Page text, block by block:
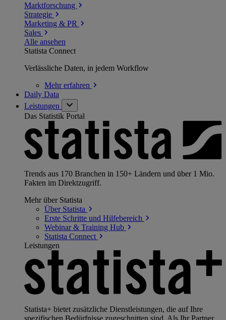
Marktforschung
Strategie
Marketing & PR
Sales
Alle ansehen
Statista Connect
Verlässliche Daten, in jedem Workflow
Mehrerfahren
Daily Data
Leistungen
Das Statistik Portal
Trends aus 170 Branchen in 150+ Ländern und über 1 Mio.
Fakten im Direktzugriff.
Mehr über Statista
Über Statista
Erste Schritte und Hilfebereich
Webinar & Training Hub
Statista Connect
Leistungen
Statista+ bietet zusätzliche Dienstleistungen, die auf Ihre
spezifischen Bedürfnisse zugeschnitten sind. Als Ihr Partner